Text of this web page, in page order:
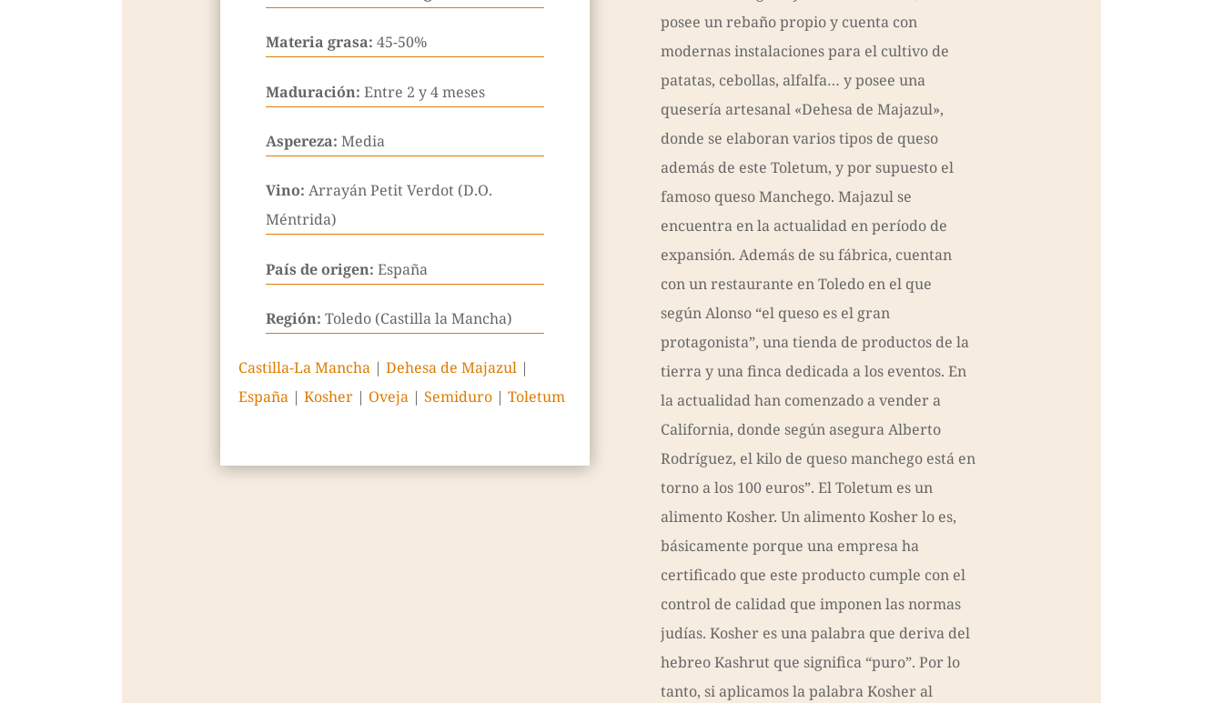
Materia grasa: 45-50%
Maduración: Entre 2 y 4 meses
Aspereza: Media
Vino: Arrayán Petit Verdot (D.O.
Méntrida)
País de origen: España
Región: Toledo (Castilla la Mancha)
Castilla-La Mancha| Dehesa de Majazul|
España| Kosher| Oveja| Semiduro| Toletum
posee un rebaño propio y cuenta con
modernas instalaciones para el cultivo de
patatas, cebollas, alfalfa… y posee una
quesería artesanal «Dehesa de Majazul»,
donde se elaboran varios tipos de queso
además de este Toletum, y por supuesto el
famoso queso Manchego. Majazul se
encuentra en la actualidad en período de
expansión. Además de su fábrica, cuentan
con un restaurante en Toledo en el que
según Alonso “el queso es el gran
protagonista”, una tienda de productos de la
tierra y una finca dedicada a los eventos. En
la actualidad han comenzado a vender a
California, donde según asegura Alberto
Rodríguez, el kilo de queso manchego está en
torno a los 100 euros”. El Toletum es un
alimento Kosher. Un alimento Kosher lo es,
básicamente porque una empresa ha
certificado que este producto cumple con el
control de calidad que imponen las normas
judías. Kosher es una palabra que deriva del
hebreo Kashrut que significa “puro”. Por lo
tanto, si aplicamos la palabra Kosher al